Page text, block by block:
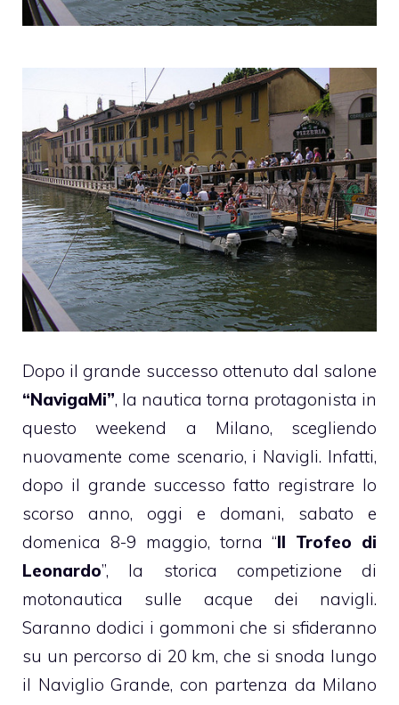
Dopo il grande successo ottenuto dal salone
“NavigaMi”, la nautica torna protagonista in
questo weekend a Milano, scegliendo
nuovamente come scenario, i Navigli. Infatti,
dopo il grande successo fatto registrare lo
scorso anno, oggi e domani, sabato e
domenica 8-9 maggio, torna “Il Trofeo di
Leonardo”, la storica competizione di
motonautica sulle acque dei navigli.
Saranno dodici i gommoni che si sfideranno
su un percorso di 20 km, che si snoda lungo
il Naviglio Grande, con partenza da Milano